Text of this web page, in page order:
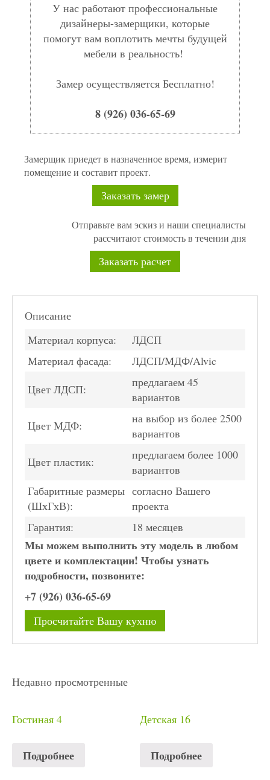
У нас работают профессиональные
дизайнеры-замерщики, которые
помогут вам воплотить мечты будущей
мебели в реальность!
Замер осуществляется Бесплатно!
8 (926) 036-65-69
Замерщик приедет в назначенное время, измерит
помещение и составит проект.
Заказать замер
Отправьте вам эскиз и наши специалисты
рассчитают стоимость в течении дня
Заказать расчет
Описание
Материал корпуса:
ЛДСП
Материал фасада:
ЛДСП/МДФ/Alvic
Цвет ЛДСП:
предлагаем 45
вариантов
Цвет МДФ:
на выбор из более 2500
вариантов
Цвет пластик:
предлагаем более 1000
вариантов
Габаритные размеры
(ШхГхВ):
согласно Вашего
проекта
Гарантия:
18 месяцев
Мы можем выполнить эту модель в любом
цвете и комплектации! Чтобы узнать
подробности, позвоните:
+7 (926) 036-65-69
Просчитайте Вашу кухню
Недавно просмотренные
Гостиная 4
Подробнее
Детская 16
Подробнее